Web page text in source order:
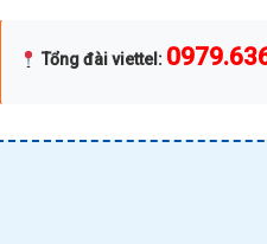
Tổng đài viettel :